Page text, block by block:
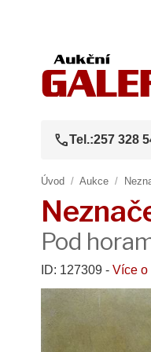
callTel.:257 328
Úvod / Aukce /
Pod
ID: 127309 - Více o